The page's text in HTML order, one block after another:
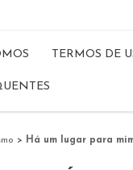
TERMOS DE
> Há um lugar para